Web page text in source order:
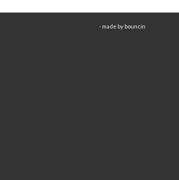
- made by bouncin